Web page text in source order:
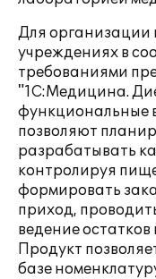
Для организации
учреждениях в
требованиями
"1С:Медицина.
функциональные
позволяют
разрабатывать
контролируя
формировать
приход,
ведение
Продукт
базе